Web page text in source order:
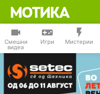
Смешни
видеа
Игри Мистерии